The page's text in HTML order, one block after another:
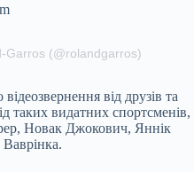
(@rolandgarros)
від друзів та
таких видатних спортсменів,
Новак Джокович, Яннік